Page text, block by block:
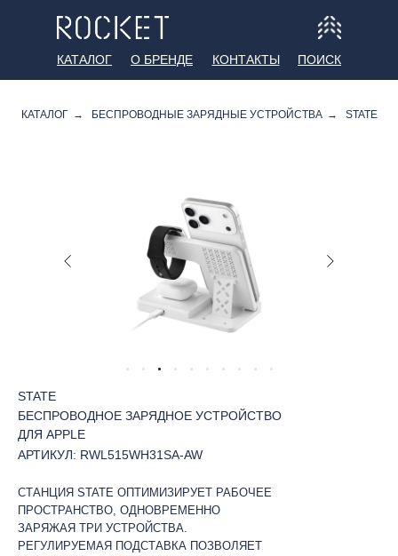
О БРЕНДЕ КОНТАКТЫ ПОИСК
КАТАЛОГ
КАТАЛОГ → БЕСПРОВОДНЫЕ ЗАРЯДНЫЕ УСТРОЙСТВА → STATE
STATE
АРТИКУЛ: RWL515WH31SA-AW
БЕСПРОВОДНОЕ ЗАРЯДНОЕ УСТРОЙСТВО
ДЛЯ APPLE
СТАНЦИЯ STATЕ ОПТИМИЗИРУЕТ РАБОЧЕЕ
ПРОСТРАНСТВО, ОДНОВРЕМЕННО
ЗАРЯЖАЯ ТРИ УСТРОЙСТВА.
РЕГУЛИРУЕМАЯ ПОДСТАВКА ПОЗВОЛЯЕТ